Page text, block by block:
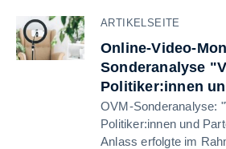
ARTIKELSEITE
Online-Video-
Sonderanalyse
Politiker:innen
OVM-Sonderanalyse:
Politiker:innen und
Anlass erfolgte im